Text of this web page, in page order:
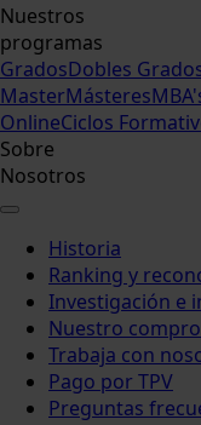
Nuestros
programas
GradosDobles
MasterMásteres
OnlineCiclos
Sobre
Nosotros
Historia
Ranking y
Investigación e
Nuestro
Trabaja con
Pago por TPV
Preguntas